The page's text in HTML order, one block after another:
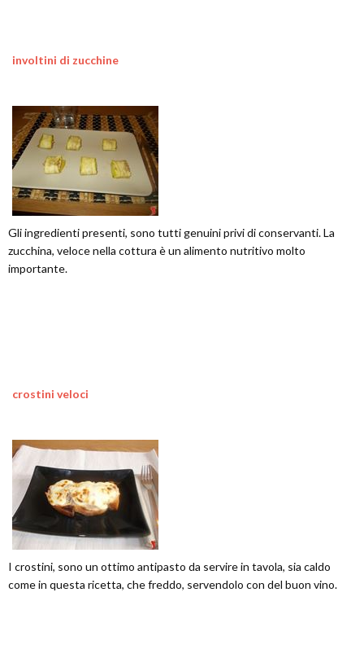
involtini di zucchine
Gli ingredienti presenti, sono tutti genuini privi di conservanti. La
zucchina, veloce nella cottura è un alimento nutritivo molto
importante.
crostini veloci
I crostini, sono un ottimo antipasto da servire in tavola, sia caldo
come in questa ricetta, che freddo, servendolo con del buon vino.